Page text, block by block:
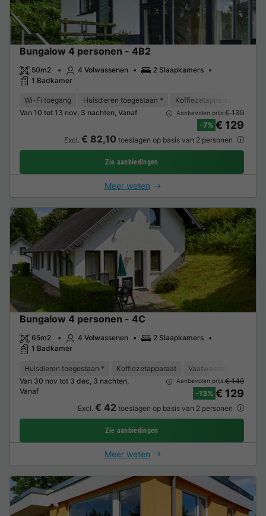
Bungalow 4 personen - 4B2
50m2 4 Volwassenen
2 Slaapkamers
1 Badkamer
Wi-Fi toegang Huisdieren toegestaan * Koffiezetapparaat
Van 10 tot 13 nov, 3 nachten, Vanaf
Aanbevolen prijs:€ 139
-7% € 129
Excl. € 82,10 toeslagen op basis van 2 personen
Zie aanbiedingen
Meer weten
Bungalow 4 personen - 4C
65m2 4 Volwassenen
2 Slaapkamers
1 Badkamer
Huisdieren toegestaan * Koffiezetapparaat Vaatwasser
Van 30 nov tot 3 dec, 3 nachten,
Vanaf
Aanbevolen prijs:€ 149
-13% € 129
Excl. € 42 toeslagen op basis van 2 personen
Zie aanbiedingen
Meer weten